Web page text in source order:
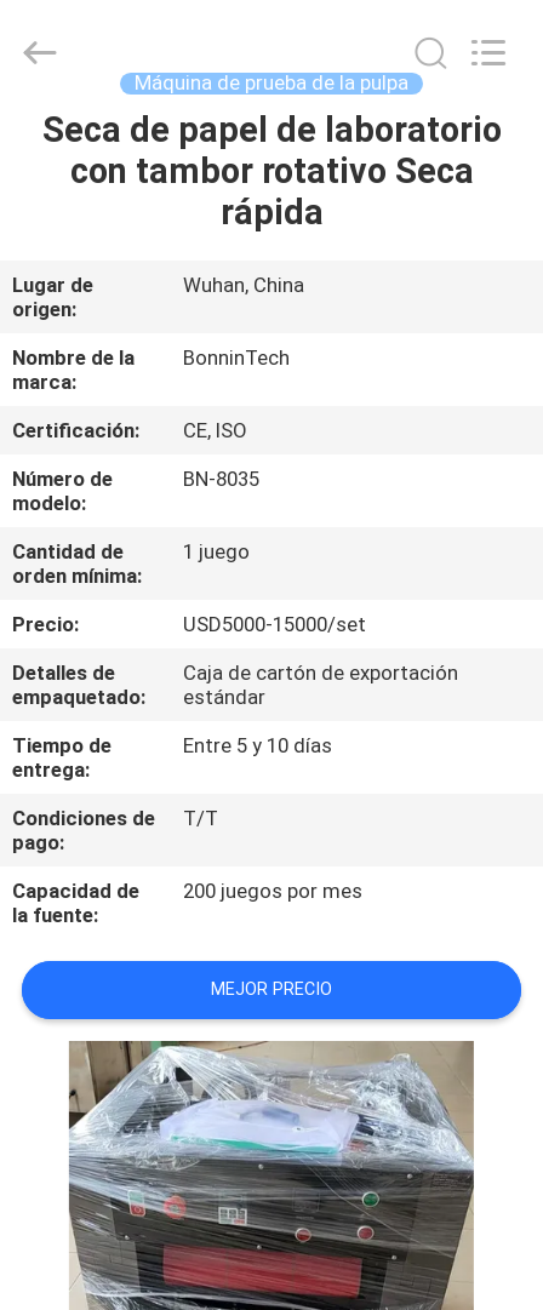
HOGAR
VÍDEOS
SOBRE
NOSOTROS
VIAJE
DE
LA
CONTROL
CALIDAD
ÉNTRENOS
EN
CONTACTO
CON
PIDA
CITA
MAPA
SITIO
Máquina de prueba de la pulpa
Seca de papel de laboratorio
con tambor rotativo Seca
rápida
Lugar de
origen:
Wuhan, China
Nombre de la
marca:
BonninTech
Certificación:
CE, ISO
Número de
modelo:
BN-8035
Cantidad de
orden mínima:
1 juego
Precio:
USD5000-15000/set
Detalles de
empaquetado:
Caja de cartón de exportación
estándar
Tiempo de
entrega:
Entre 5 y 10 días
Condiciones de
pago:
T/T
Capacidad de
la fuente:
200 juegos por mes
MEJOR PRECIO